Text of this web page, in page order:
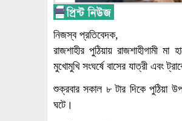
নিজস্ব প্রতিবেদক,
রাজশাহীর পুঠিয়ায় রাজশাহীগামী
মুখোমুখি সংঘর্ষে বাসের যাত্রী এবং
শুক্রবার সকাল ৮ টার দিকে পুঠিয়া
ঘটে।